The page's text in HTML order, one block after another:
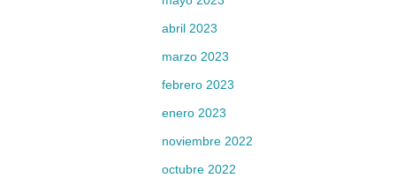
abril 2023
marzo 2023
febrero 2023
enero 2023
noviembre 2022
octubre 2022